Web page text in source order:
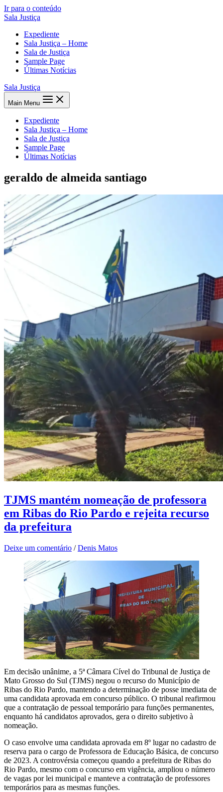
Ir para o conteúdo
Sala Justiça
Expediente
Sala Justiça – Home
Sala de Justiça
Sample Page
Últimas Notícias
Sala Justiça
Main Menu
Expediente
Sala Justiça – Home
Sala de Justiça
Sample Page
Últimas Notícias
geraldo de almeida santiago
TJMS mantém nomeação de professora
em Ribas do Rio Pardo e rejeita recurso
da prefeitura
Deixe um comentário /Denis Matos
Em decisão unânime, a 5ª Câmara Cível do Tribunal de Justiça de
Mato Grosso do Sul (TJMS) negou o recurso do Município de
Ribas do Rio Pardo, mantendo a determinação de posse imediata de
uma candidata aprovada em concurso público. O tribunal reafirmou
que a contratação de pessoal temporário para funções permanentes,
enquanto há candidatos aprovados, gera o direito subjetivo à
nomeação.
O caso envolve uma candidata aprovada em 8º lugar no cadastro de
reserva para o cargo de Professora de Educação Básica, de concurso
de 2023. A controvérsia começou quando a prefeitura de Ribas do
Rio Pardo, mesmo com o concurso em vigência, ampliou o número
de vagas por lei municipal e manteve a contratação de professores
temporários para as mesmas funções.